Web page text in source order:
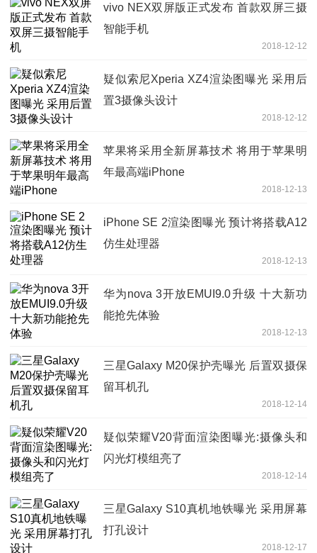
vivo NEX双屏版正式发布 首款双屏三摄
智能手机
2018-12-12
疑似索尼Xperia XZ4渲染图曝光 采用后
置3摄像头设计
2018-12-12
苹果将采用全新屏幕技术 将用于苹果明
年最高端iPhone
2018-12-13
iPhone SE 2渲染图曝光 预计将搭载A12
仿生处理器
2018-12-13
华为nova 3开放EMUI9.0升级 十大新功
能抢先体验
2018-12-13
三星Galaxy M20保护壳曝光 后置双摄保
留耳机孔
2018-12-14
疑似荣耀V20背面渲染图曝光:摄像头和
闪光灯模组亮了
2018-12-14
三星Galaxy S10真机地铁曝光 采用屏幕
打孔设计
2018-12-17